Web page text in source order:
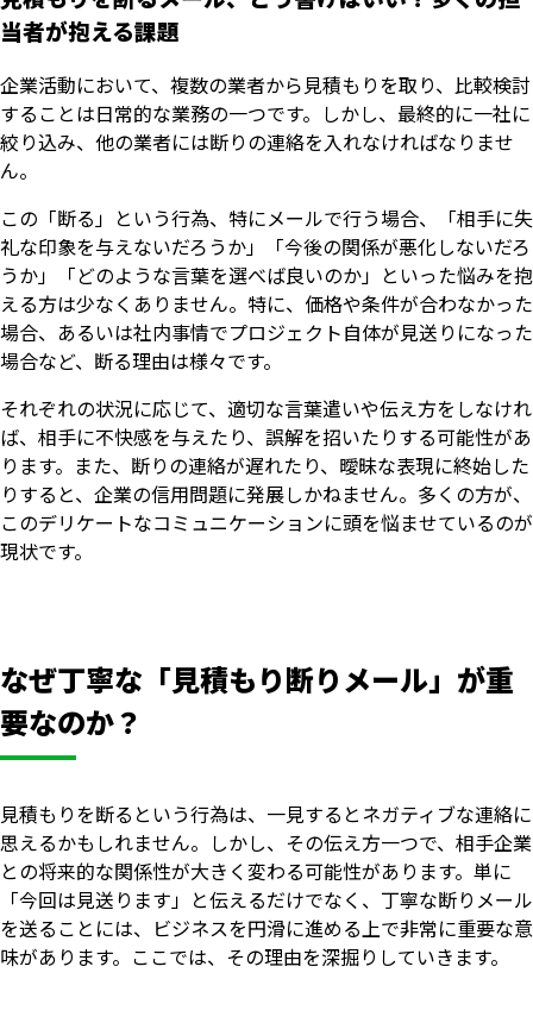
当者が抱える課題
企業活動において、複数の業者から見積もりを取り、比較検討
することは日常的な業務の一つです。しかし、最終的に一社に
絞り込み、他の業者には断りの連絡を入れなければなりませ
ん。
この「断る」という行為、特にメールで行う場合、「相手に失
礼な印象を与えないだろうか」「今後の関係が悪化しないだろ
うか」「どのような言葉を選べば良いのか」といった悩みを抱
える方は少なくありません。特に、価格や条件が合わなかった
場合、あるいは社内事情でプロジェクト自体が見送りになった
場合など、断る理由は様々です。
それぞれの状況に応じて、適切な言葉遣いや伝え方をしなけれ
ば、相手に不快感を与えたり、誤解を招いたりする可能性があ
ります。また、断りの連絡が遅れたり、曖昧な表現に終始した
りすると、企業の信用問題に発展しかねません。多くの方が、
このデリケートなコミュニケーションに頭を悩ませているのが
現状です。
なぜ丁寧な「見積もり断りメール」が重
要なのか？
見積もりを断るという行為は、一見するとネガティブな連絡に
思えるかもしれません。しかし、その伝え方一つで、相手企業
との将来的な関係性が大きく変わる可能性があります。単に
「今回は見送ります」と伝えるだけでなく、丁寧な断りメール
を送ることには、ビジネスを円滑に進める上で非常に重要な意
味があります。ここでは、その理由を深掘りしていきます。